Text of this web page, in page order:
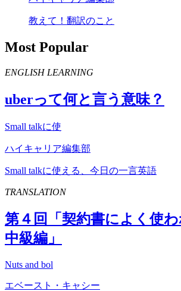
教えて！翻訳のこと
Most Popular
ENGLISH LEARNING
uberって何と言う意味？
Small talkに使
ハイキャリア編集部
Small talkに使える、今日の一言英語
TRANSLATION
第４回「契約書によく使
中級編」
Nuts and bol
エベースト・キャシー